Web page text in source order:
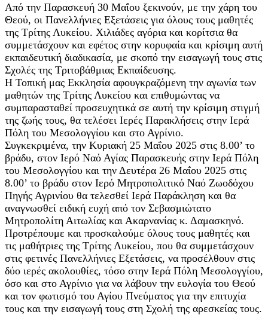
Από την Παρασκευή 30 Μαΐου ξεκινούν, με την χάρη του
Θεού, οι Πανελλήνιες Εξετάσεις για όλους τους μαθητές
της Τρίτης Λυκείου. Χιλιάδες αγόρια και κορίτσια θα
συμμετάσχουν και εφέτος στην κορυφαία και κρίσιμη αυτή
εκπαιδευτική διαδικασία, με σκοπό την εισαγωγή τους στις
Σχολές της Τριτοβάθμιας Εκπαίδευσης.
Η Τοπική μας Εκκλησία αφουγκραζόμενη την αγωνία των
μαθητών της Τρίτης Λυκείου και επιθυμώντας να
συμπαρασταθεί προσευχητικά σε αυτή την κρίσιμη στιγμή
της ζωής τους, θα τελέσει Ιερές Παρακλήσεις στην Ιερά
Πόλη του Μεσολογγίου και στο Αγρίνιο.
Συγκεκριμένα, την Κυριακή 25 Μαΐου 2025 στις 8.00’ το
βράδυ, στον Ιερό Ναό Αγίας Παρασκευής στην Ιερά Πόλη
του Μεσολογγίου και την Δευτέρα 26 Μαΐου 2025 στις
8.00’ το βράδυ στον Ιερό Μητροπολιτικό Ναό Ζωοδόχου
Πηγής Αγρινίου θα τελεσθεί Ιερά Παράκληση και θα
αναγνωσθεί ειδική ευχή από τον Σεβασμιώτατο
Μητροπολίτη Αιτωλίας και Ακαρνανίας κ. Δαμασκηνό.
Προτρέπουμε και προσκαλούμε όλους τους μαθητές και
τις μαθήτριες της Τρίτης Λυκείου, που θα συμμετάσχουν
στις φετινές Πανελλήνιες Εξετάσεις, να προσέλθουν στις
δύο ιερές ακολουθίες, τόσο στην Ιερά Πόλη Μεσολογγίου,
όσο και στο Αγρίνιο για να λάβουν την ευλογία του Θεού
και τον φωτισμό του Αγίου Πνεύματος για την επιτυχία
τους και την εισαγωγή τους στη Σχολή της αρεσκείας τους.